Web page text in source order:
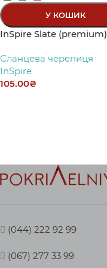
У КОШИК
InSpire Slate (premium)
Сланцева черепиця
InSpire
105.00₴
(044) 222 92 99
(067) 277 33 99